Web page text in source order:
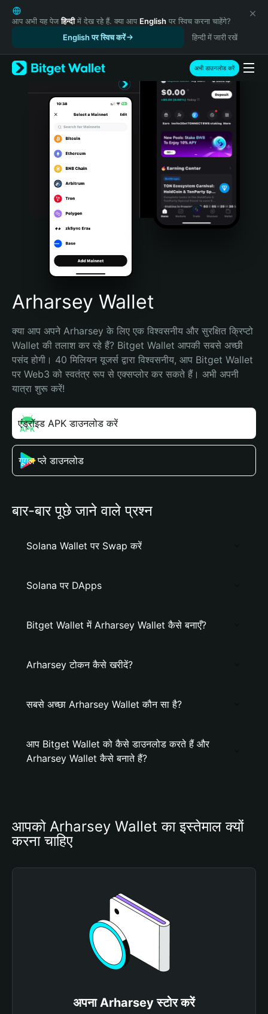
English
日本語
Русский
Español (Latinoamérica)
Türkçe
Português (Portugal)
Bahasa Indonesia
Português (Brasil)
Español (Argentina)
आप अभी यह पेजहिन्दीमें देख रहे हैं. क्या आप English पर स्विच करना चाहेंगे?
English पर स्विच करें
हिन्दी में जारी रखें
अभी डाउनलोड करें
Arharsey Wallet
क्या आप अपने Arharsey के लिए एक विश्वसनीय और सुरक्षित क्रिप्टो
Wallet की तलाश कर रहे हैं? Bitget Wallet आपकी सबसे अच्छी
पसंद होगी। 40 मिलियन यूजर्स द्वारा विश्वसनीय, आप Bitget Wallet
पर Web3 को स्वतंत्र रूप से एक्सप्लोर कर सकते हैं। अभी अपनी
यात्रा शुरू करें!
एंड्रॉइड APK डाउनलोड करें
गूगल प्ले डाउनलोड
बार-बार पूछे जाने वाले प्रश्न
Solana Wallet पर Swap करें
Solana पर DApps
Bitget Wallet में Arharsey Wallet कैसे बनाएँ?
Arharsey टोकन कैसे खरीदें?
सबसे अच्छा Arharsey Wallet कौन सा है?
आप Bitget Wallet को कैसे डाउनलोड करते हैं और
Arharsey Wallet कैसे बनाते हैं?
आपको Arharsey Wallet का इस्तेमाल क्यों
करना चाहिए
अपना Arharsey स्टोर करें